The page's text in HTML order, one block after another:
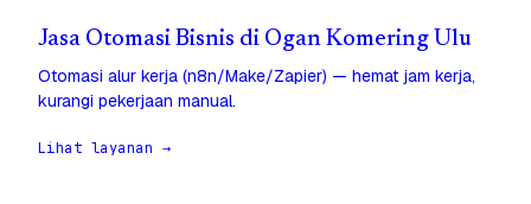
Jasa Otomasi Bisnis di Ogan Komering Ulu
Otomasi alur kerja (n8n/Make/Zapier) — hemat jam kerja,
kurangi pekerjaan manual.
Lihat layanan →